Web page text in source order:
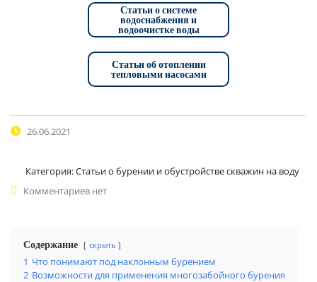
Статьи о системе
водоснабжения и
водоочистке воды
Статьи об отоплении
тепловыми насосами
26.06.2021
Категория:Статьи о бурении и обустройстве скважин на воду
Комментариев нет
Содержание скрыть
1 Что понимают под наклонным бурением
2 Возможности для применения многозабойного бурения